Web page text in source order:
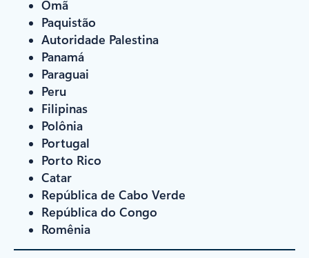
Omã
Paquistão
Autoridade Palestina
Panamá
Paraguai
Peru
Filipinas
Polônia
Portugal
Porto Rico
Catar
República de Cabo Verde
República do Congo
Romênia